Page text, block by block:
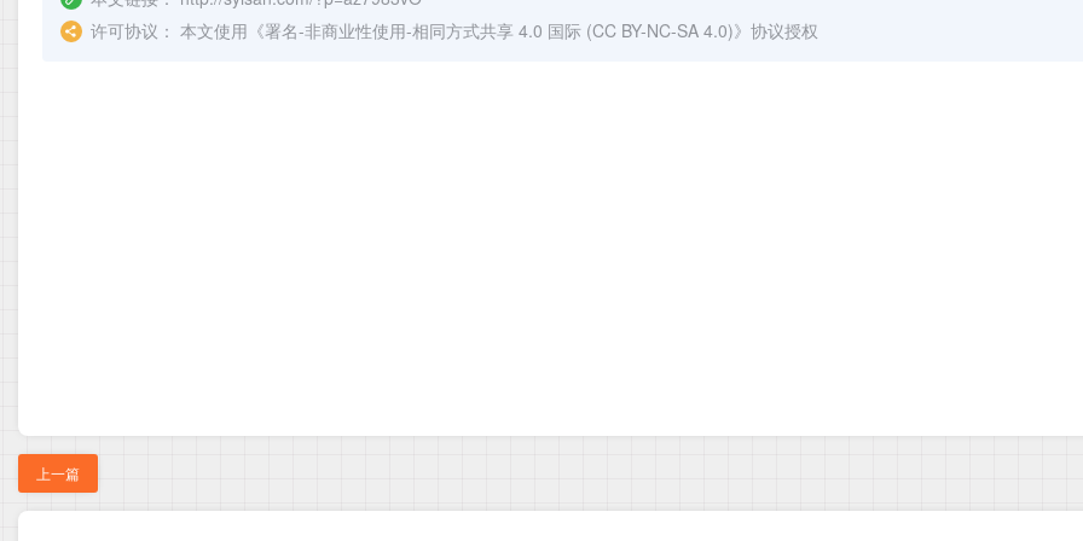
许可协议： 本文使用《署名-非商业性使用-相同方式共享 4.0 国际 (CC BY-NC-SA 4.0)》协议授权
上一篇